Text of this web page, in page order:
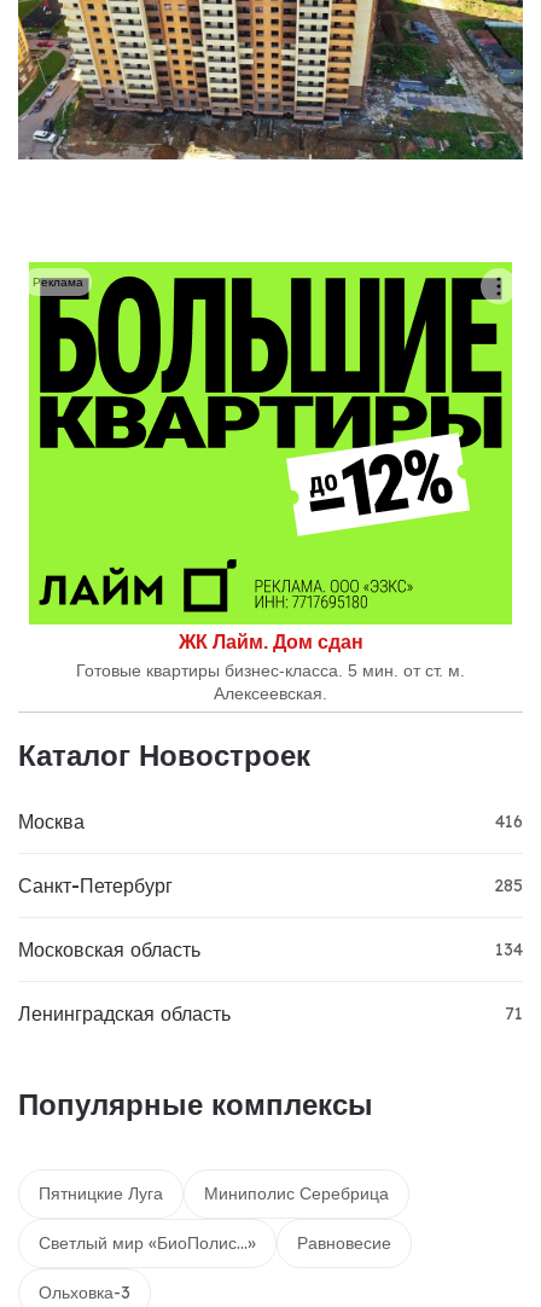
ЖК Лайм. Дом сдан
Готовые квартиры бизнес-класса. 5 мин. от ст. м.
Алексеевская.
Реклама
Каталог Новостроек
Москва 416
Санкт-Петербург 285
Московская область 134
Ленинградская область 71
Популярные комплексы
Пятницкие Луга Миниполис Серебрица
Светлый мир «БиоПолис...» Равновесие
Ольховка-3